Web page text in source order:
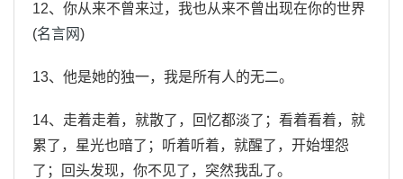
12、你从来不曾来过，我也从来不曾出现在你的世界
(名言网)
13、他是她的独一，我是所有人的无二。
14、走着走着，就散了，回忆都淡了；看着看着，就
累了，星光也暗了；听着听着，就醒了，开始埋怨
了；回头发现，你不见了，突然我乱了。